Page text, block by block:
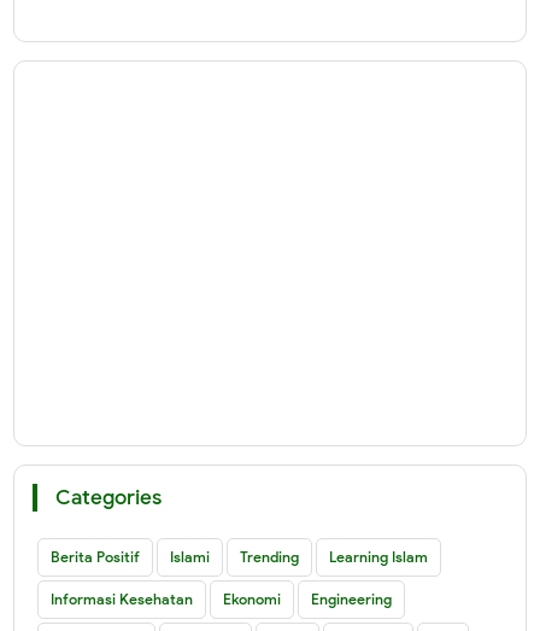
Categories
Berita Positif Islami Trending Learning Islam
Informasi Kesehatan Ekonomi Engineering